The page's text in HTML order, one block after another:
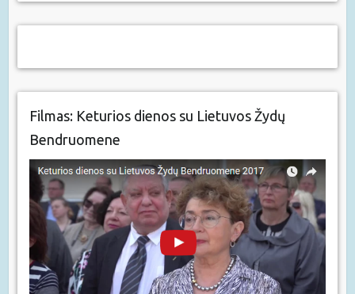
Filmas: Keturios dienos su Lietuvos Žydų
Bendruomene